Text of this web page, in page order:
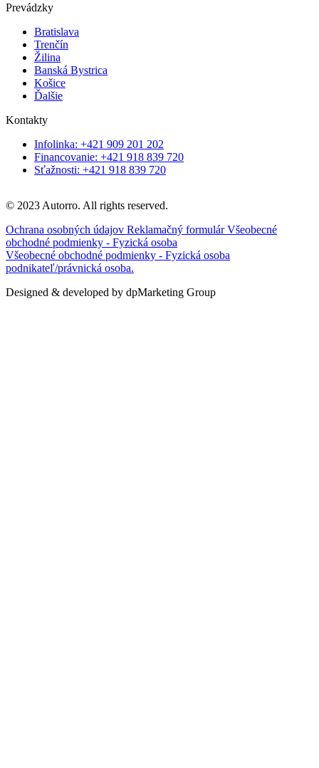
Prevádzky
Bratislava
Trenčín
Žilina
Banská Bystrica
Košice
Ďalšie
Kontakty
Infolinka: +421 909 201 202
Financovanie: +421 918 839 720
Sťažnosti: +421 918 839 720
© 2023 Autorro. All rights reserved.
Ochrana osobných údajov Reklamačný formulárVšeobecné
obchodné podmienky - Fyzická osoba
Všeobecné obchodné podmienky - Fyzická osoba
podnikateľ/právnická osoba.
Designed & developed by dpMarketing Group